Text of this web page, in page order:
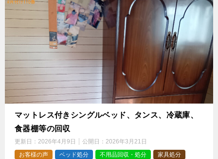
マットレス付きシングルベッド、タンス、冷蔵庫、
食器棚等の回収
更新日： 2026年4月9日 公開日： 2026年3月21日
お客様の声
ベッド処分 不用品回収・処分
家具処分